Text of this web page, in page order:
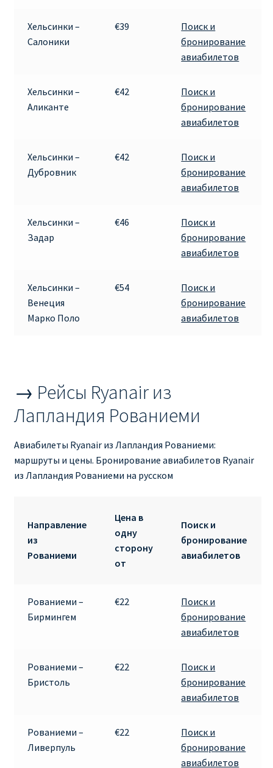
АВИАБИЛЕТЫ RYANAIR ОТ € 12
АВИАБИЛЕТЫ ХЕЛЬСИНКИ МИЛАН
Акции RYANAIR из Вильнюса
БИЛЕТЫ RYANAIR | ПОИСК ЛУЧШЕЙ ЦЕНЫ |
БРОНИРОВАНИЕ
ДЕШЕВЫЕ АВИАБИЛЕТЫ В БЕРЛИН
ДЕШЕВЫЕ АВИАБИЛЕТЫ В БУХАРЕСТ
ДЕШЕВЫЕ АВИАБИЛЕТЫ В ВАРШАВУ
ДЕШЕВЫЕ АВИАБИЛЕТЫ В ЛОНДОН
ДЕШЕВЫЕ АВИАБИЛЕТЫ В МИЛАН
ДЕШЕВЫЕ АВИАБИЛЕТЫ В ПАРИЖ
ИНФОРМАЦИЯ ДЛЯ ПАССАЖИРОВ
ВЫБОР И БРОНИРОВАНИЯ МЕСТ В RYANAIR
ЗАДЕРЖКА, ОТМЕНА, ПЕРЕНОС РЕЙСОВ RYANAIR
Хельсинки –
Салоники
€39
Поиск и
бронирование
авиабилетов
Хельсинки –
Аликанте
€42
Поиск и
бронирование
авиабилетов
Хельсинки –
Дубровник
€42
Поиск и
бронирование
авиабилетов
Хельсинки –
Задар
€46
Поиск и
бронирование
авиабилетов
Хельсинки –
Венеция
Марко Поло
€54
Поиск и
бронирование
авиабилетов
→ Рейсы Ryanair из
Лапландия Рованиеми
Авиабилеты Ryanair из Лапландия Рованиеми:
маршруты и цены. Бронирование авиабилетов Ryanair
из Лапландия Рованиеми на русском
Направление
из
Рованиеми
Цена в
одну
сторону
от
Поиск и
бронирование
авиабилетов
Рованиеми –
Бирмингем
€22
Поиск и
бронирование
авиабилетов
Рованиеми –
Бристоль
€22
Поиск и
бронирование
авиабилетов
Рованиеми –
Ливерпуль
€22
Поиск и
бронирование
авиабилетов